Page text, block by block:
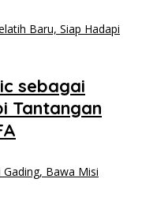
sebagai
Tantangan